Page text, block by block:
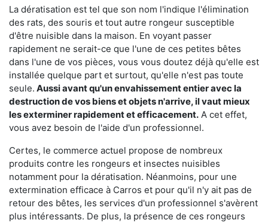
La dératisation est tel que son nom l'indique l'élimination
des rats, des souris et tout autre rongeur susceptible
d'être nuisible dans la maison. En voyant passer
rapidement ne serait-ce que l'une de ces petites bêtes
dans l'une de vos pièces, vous vous doutez déjà qu'elle est
installée quelque part et surtout, qu'elle n'est pas toute
seule. Aussi avant qu'un envahissement entier avec la
destruction de vos biens et objets n'arrive, il vaut mieux
les exterminer rapidement et efficacement. A cet effet,
vous avez besoin de l'aide d'un professionnel.
Certes, le commerce actuel propose de nombreux
produits contre les rongeurs et insectes nuisibles
notamment pour la dératisation. Néanmoins, pour une
extermination efficace à Carros et pour qu'il n'y ait pas de
retour des bêtes, les services d'un professionnel s'avèrent
plus intéressants. De plus, la présence de ces rongeurs